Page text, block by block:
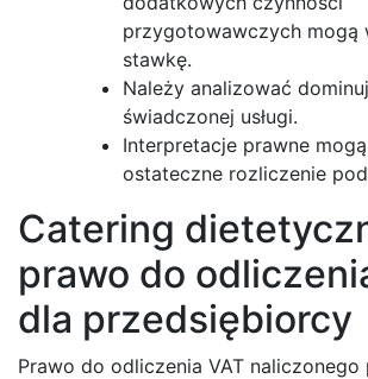
przygotowawczych mogą
stawkę.
Należy analizować
świadczonej usługi.
Interpretacje prawne
ostateczne rozliczenie
Catering
prawo do
dla przedsiębiorcy
Prawo do odliczenia VAT naliczonego